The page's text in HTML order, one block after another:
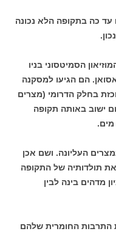
עד כה בתקופה הלא נכונה
הסמיטסוני בניו
הם הגיעו למסקנה
מרוכזת בחלק הדרומי (מצרים
ישוב באותה תקופה
מים.
העליונה. ושם אכן
תולדותיה של התקופה
מדהים בינה לבין
התרבות החומרית שלהם